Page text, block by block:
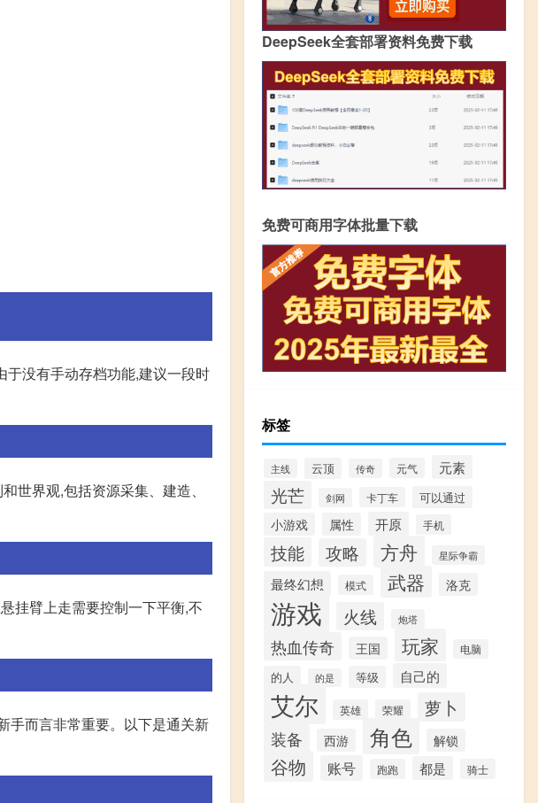
于没有手动存档功能,建议一段时
世界观,包括资源采集、建造、
挂臂上走需要控制一下平衡,不
手而言非常重要。以下是通关新
DeepSeek全套部署资料免费下载
免费可商用字体批量下载
标签
主线 云顶 传奇 元气 元素
光芒 剑网 卡丁车 可以通过
小游戏 属性 开原 手机
技能 攻略 方舟 星际争霸
最终幻想 模式 武器 洛克
游戏 火线 炮塔
热血传奇 王国 玩家 电脑
的人 的是 等级 自己的
艾尔 英雄 荣耀 萝卜
装备 西游 角色 解锁
谷物 账号 跑跑 都是 骑士